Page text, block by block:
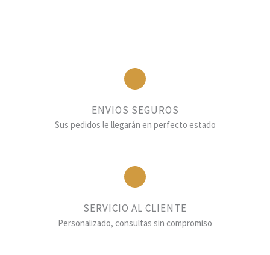
ENVIOS SEGUROS
Sus pedidos le llegarán en perfecto estado
SERVICIO AL CLIENTE
Personalizado, consultas sin compromiso